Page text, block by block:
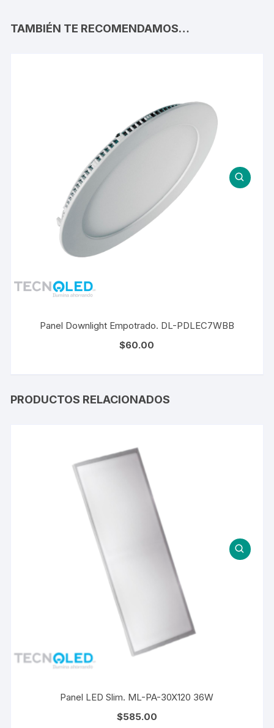
TAMBIÉN TE RECOMENDAMOS…
Panel Downlight Empotrado. DL-PDLEC7WBB
$60.00
PRODUCTOS RELACIONADOS
Panel LED Slim. ML-PA-30X120 36W
$585.00